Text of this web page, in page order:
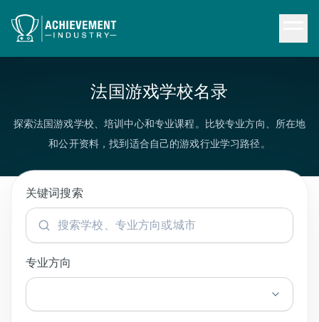
法国游戏学校名录
探索法国游戏学校、培训中心和专业课程。比较专业方向、所在地
和公开资料，找到适合自己的游戏行业学习路径。
关键词搜索
专业方向